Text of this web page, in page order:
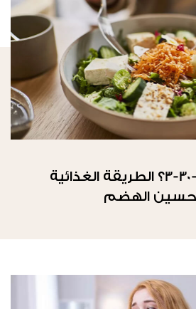
ما هي قاعدة 30-30-3؟ الطريقة الغذائية
الهضم